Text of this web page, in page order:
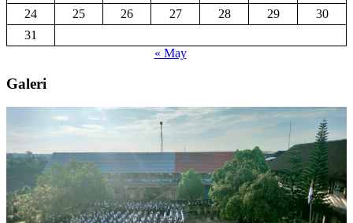
24
25 26 27 28 29
30
31
« May
Galeri